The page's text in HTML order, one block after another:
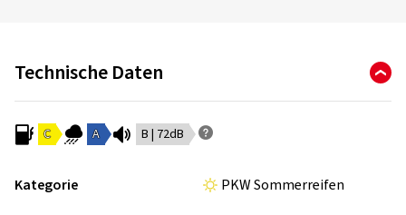
Technische Daten
C A B | 72dB
Kategorie
PKW Sommerreifen